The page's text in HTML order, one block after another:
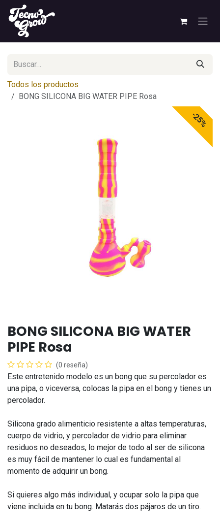
Ir al contenido
Todos los productos
BONG SILICONA BIG WATER PIPE Rosa
-25%
BONG SILICONA BIG WATER
PIPE Rosa
(0 reseña)
Este entretenido modelo es un bong que su percolador es
una pipa, o viceversa, colocas la pipa en el bong y tienes un
percolador.
Silicona grado alimenticio resistente a altas temperaturas,
cuerpo de vidrio, y percolador de vidrio para eliminar
residuos no deseados, lo mejor de todo al ser de silicona
es muy fácil de mantener lo cual es fundamental al
momento de adquirir un bong.
Si quieres algo más individual, y ocupar solo la pipa que
viene incluida en tu bong. Matarás dos pájaros de un tiro.